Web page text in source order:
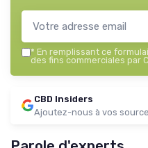
* En remplissant ce
des fins commerciales par
CBD Insiders
Ajoutez-nous à vos